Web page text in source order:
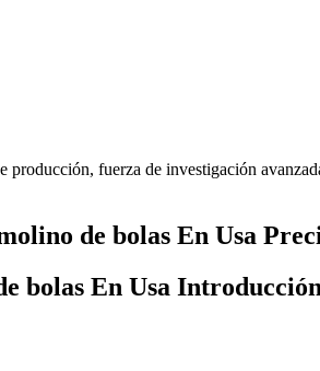
fuerza de investigación
de bolas En Usa
bolas En Usa